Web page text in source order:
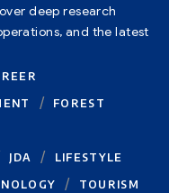
deep research
and the latest
FOREST
JDA
LIFESTYLE
TOURISM